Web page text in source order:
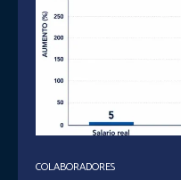
COLABORADORES